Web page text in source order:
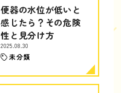
便器の水位が低いと
感じたら？その危険
性と見分け方
2025.08.30
未分類